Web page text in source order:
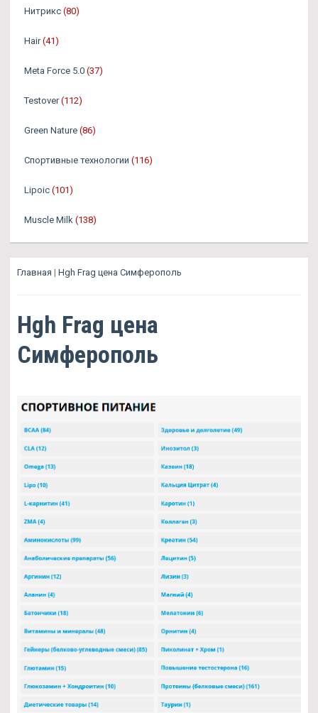
Нитрикс (80)
Hair (41)
Meta Force 5.0 (37)
Testover (112)
Green Nature (86)
Спортивные технологии (116)
Lipoic (101)
Muscle Milk (138)
Главная | Hgh Frag цена Симферополь
Hgh Frag цена
Симферополь